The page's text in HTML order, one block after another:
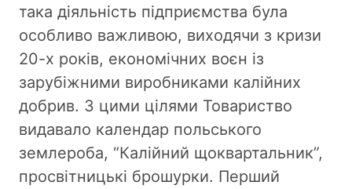
така діяльність підприємства була
особливо важливою, виходячи з кризи
20-х років, економічних воєн із
зарубіжними виробниками калійних
добрив. З цими цілями Товариство
видавало календар польського
землероба, “Калійний щоквартальник”,
просвітницькі брошурки. Перший